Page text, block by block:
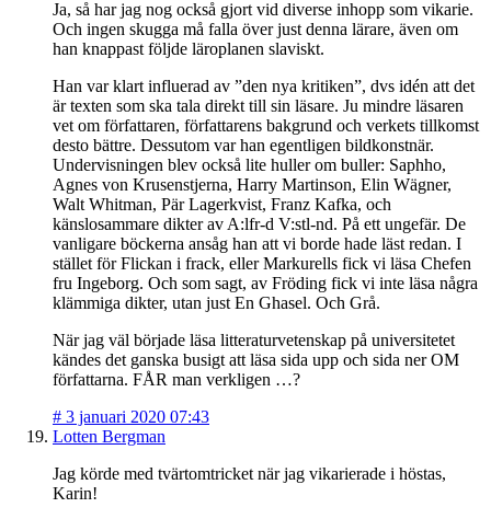
Ja, så har jag nog också gjort vid diverse inhopp som vikarie.
Och ingen skugga må falla över just denna lärare, även om
han knappast följde läroplanen slaviskt.
Han var klart influerad av ”den nya kritiken”, dvs idén att det
är texten som ska tala direkt till sin läsare. Ju mindre läsaren
vet om författaren, författarens bakgrund och verkets tillkomst
desto bättre. Dessutom var han egentligen bildkonstnär.
Undervisningen blev också lite huller om buller: Saphho,
Agnes von Krusenstjerna, Harry Martinson, Elin Wägner,
Walt Whitman, Pär Lagerkvist, Franz Kafka, och
känslosammare dikter av A:lfr-d V:stl-nd. På ett ungefär. De
vanligare böckerna ansåg han att vi borde hade läst redan. I
stället för Flickan i frack, eller Markurells fick vi läsa Chefen
fru Ingeborg. Och som sagt, av Fröding fick vi inte läsa några
klämmiga dikter, utan just En Ghasel. Och Grå.
När jag väl började läsa litteraturvetenskap på universitetet
kändes det ganska busigt att läsa sida upp och sida ner OM
författarna. FÅR man verkligen …?
# 3 januari 2020 07:43
Lotten Bergman
Jag körde med tvärtomtricket när jag vikarierade i höstas,
Karin!